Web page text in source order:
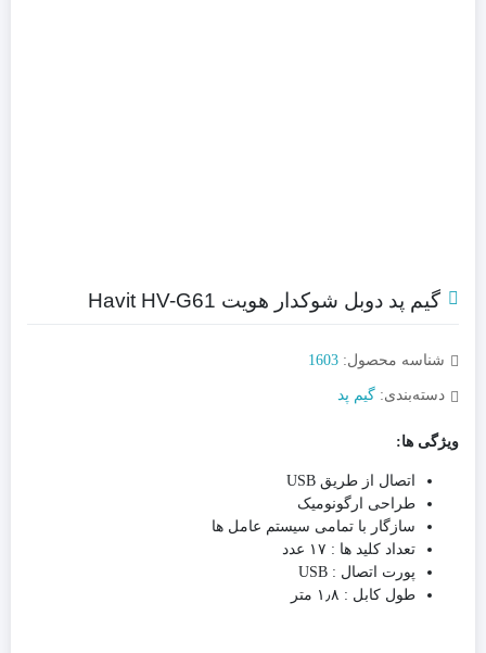
گیم پد دوبل شوکدار هویت Havit HV-G61
شناسه محصول: 1603
دسته‌بندی: گیم پد
ویژگی ها:
اتصال از طریق USB
طراحی ارگونومیک
سازگار با تمامی سیستم عامل ها
تعداد کلید ها : ۱۷ عدد
پورت اتصال : USB
طول کابل : ۱٫۸ متر